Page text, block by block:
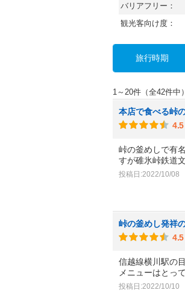
バリアフリー：
観光客向け度：
旅行時期
1～20件（全42件中）
本店で食べる峠
4.5
峠の釜めしで有
すが碓氷峠鉄道
投稿日:2022/10/08
峠の釜めし発祥
4.5
信越線横川駅の
メニューはとっ
投稿日:2022/10/10